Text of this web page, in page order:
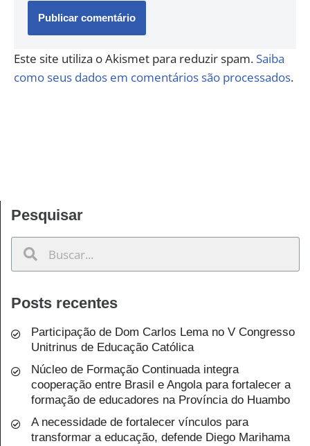
Este site utiliza o Akismet para reduzir spam. Saiba
como seus dados em comentários são processados.
Pesquisar
Posts recentes
Participação de Dom Carlos Lema no V Congresso
Unitrinus de Educação Católica
Núcleo de Formação Continuada integra
cooperação entre Brasil e Angola para fortalecer a
formação de educadores na Província do Huambo
A necessidade de fortalecer vínculos para
transformar a educação, defende Diego Marihama